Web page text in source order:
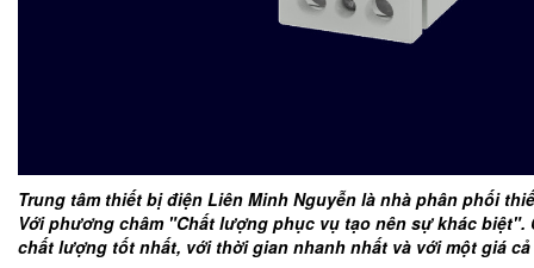
Trung tâm thiết bị điện Liên Minh Nguyễn là nhà phân phối
Với phương châm "Chất lượng phục vụ tạo nên sự khác biệt".
chất lượng tốt nhất, với thời gian nhanh nhất và với một giá